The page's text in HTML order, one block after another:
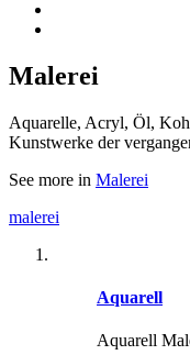
Malerei
Aquarelle, Acryl, Öl,
Kunstwerke der
See more in Malerei
malerei
Aquarell
Aquarell